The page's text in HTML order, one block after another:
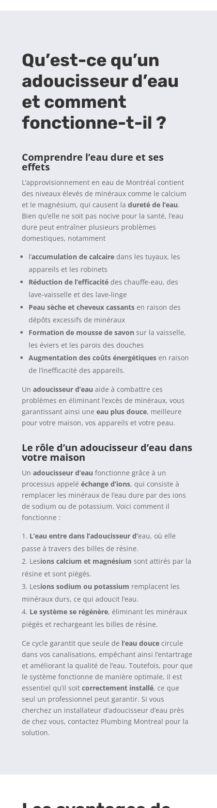
Qu’est-ce qu’un
adoucisseur d’eau
et comment
fonctionne-t-il ?
Comprendre l’eau dure et ses
effets
L’approvisionnement en eau de Montréal contient
des niveaux élevés de minéraux comme le calcium
et le magnésium, qui causent la dureté de l’eau.
Bien qu’elle ne soit pas nocive pour la santé, l’eau
dure peut entraîner plusieurs problèmes
domestiques, notamment
l’accumulation de calcairedans les tuyaux, les
appareils et les robinets
Réduction de l’efficacitédes chauffe-eau, des
lave-vaisselle et des lave-linge
Peau sèche et cheveux cassantsen raison des
dépôts excessifs de minéraux
Formation de mousse de savon sur la vaisselle,
les éviers et les parois des douches
Augmentation des coûts énergétiquesen raison
de l’inefficacité des appareils.
Un adoucisseur d’eau aide à combattre ces
problèmes en éliminant l’excès de minéraux, vous
garantissant ainsi une eau plus douce, meilleure
pour votre maison, vos appareils et votre peau.
Le rôle d’un adoucisseur d’eau dans
votre maison
Un adoucisseur d’eau fonctionne grâce à un
processus appelé échange d’ions, qui consiste à
remplacer les minéraux de l’eau dure par des ions
de sodium ou de potassium. Voici comment il
fonctionne :
L’eau entre dans l’adoucisseur d’eau, où elle
passe à travers des billes de résine.
Lesions calcium et magnésium sont attirés par la
résine et sont piégés.
Lesions sodium ou potassium remplacent les
minéraux durs, ce qui adoucit l’eau.
Le système se régénère, éliminant les minéraux
piégés et rechargeant les billes de résine.
Ce cycle garantit que seule de l’eau doucecircule
dans vos canalisations, empêchant ainsi l’entartrage
et améliorant la qualité de l’eau. Toutefois, pour que
le système fonctionne de manière optimale, il est
essentiel qu’il soit correctement installé, ce que
seul un professionnel peut garantir. Si vous
cherchez un installateur d’adoucisseur d’eau près
de chez vous, contactez Plumbing Montreal pour la
solution.